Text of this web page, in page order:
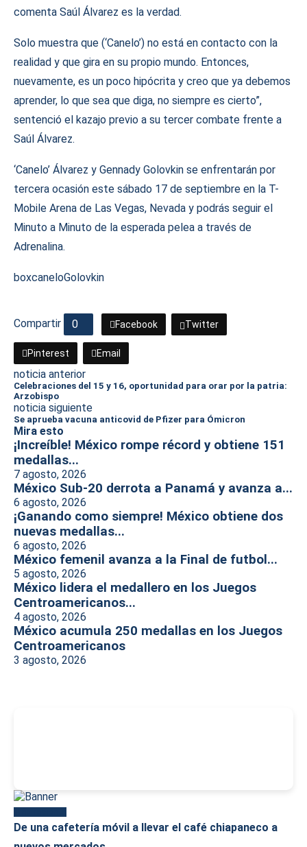
comenta Saúl Álvarez es la verdad.
Solo muestra que (‘Canelo’) no está en contacto con la
realidad y que gira en su propio mundo. Entonces,
nuevamente, es un poco hipócrita y creo que ya debemos
aprender, lo que sea que diga, no siempre es cierto”,
sentenció el kazajo previo a su tercer combate frente a
Saúl Álvarez.
‘Canelo’ Álvarez y Gennady Golovkin se enfrentarán por
tercera ocasión este sábado 17 de septiembre en la T-
Mobile Arena de Las Vegas, Nevada y podrás seguir el
Minuto a Minuto de la esperada pelea a través de
Adrenalina.
boxcaneloGolovkin
Compartir 0 Facebook Twitter
Pinterest Email
noticia anterior
Celebraciones del 15 y 16, oportunidad para orar por la patria:
Arzobispo
noticia siguiente
Se aprueba vacuna anticovid de Pfizer para Ómicron
Mira esto
¡Increíble! México rompe récord y obtiene 151
medallas...
7 agosto, 2026
México Sub-20 derrota a Panamá y avanza a...
6 agosto, 2026
¡Ganando como siempre! México obtiene dos
nuevas medallas...
6 agosto, 2026
México femenil avanza a la Final de futbol...
5 agosto, 2026
México lidera el medallero en los Juegos
Centroamericanos...
4 agosto, 2026
México acumula 250 medallas en los Juegos
Centroamericanos
3 agosto, 2026
De una cafetería móvil a llevar el café chiapaneco a